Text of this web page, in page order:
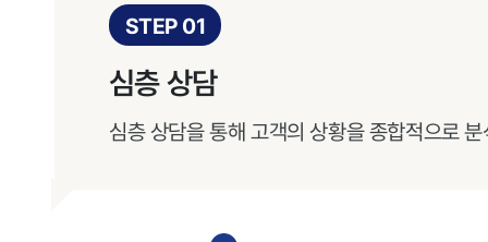
STEP 01
심층 상담
심층 상담을 통해 고객의 상황을 종합적으로